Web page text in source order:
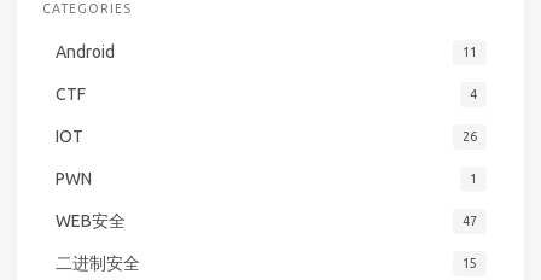
CATEGORIES
Android 11
CTF 4
IOT 26
PWN 1
WEB安全 47
二进制安全 15